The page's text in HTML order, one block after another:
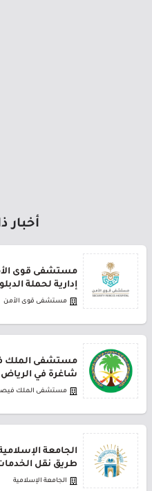
أخبار
مستشفى قوى
إدارية لحملة
مستشفى قوى الأمن
مستشفى الملك
شاغرة في الرياض
مستشفى الملك
الجامعة
طريق نقل
الجامعة الإسلامية